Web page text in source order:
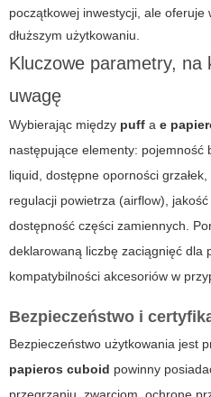
początkowej inwestycji, ale oferuje
dłuższym użytkowaniu.
Kluczowe parametry, na
uwagę
Wybierając między puff a e
następujące elementy: pojemność
liquid, dostępne oporności
regulacji powietrza (airflow),
dostępność części zamiennych.
deklarowaną liczbę zaciągnięć dla
kompatybilności akcesoriów w
Bezpieczeństwo i
Bezpieczeństwo użytkowania jest
papieros cuboid powinny